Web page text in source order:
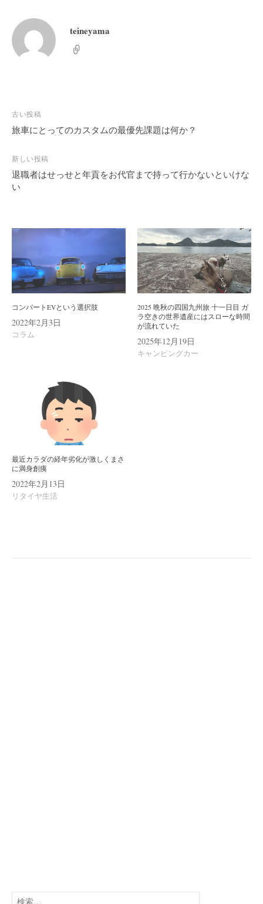
teineyama
投
稿
ビ
ゲ
ー
ン
古い投稿
旅車にとってのカスタムの最優先課題は何か？
新しい投稿
退職者はせっせと年貢をお代官まで持って行かないといけな
い
コンバートEVという選択肢
2022年2月3日
コラム
2025 晩秋の四国九州旅 十一日目 ガ
ラ空きの世界遺産にはスローな時間
が流れていた
2025年12月19日
キャンピングカー
最近カラダの経年劣化が激しくまさ
に満身創痍
2022年2月13日
リタイヤ生活
検